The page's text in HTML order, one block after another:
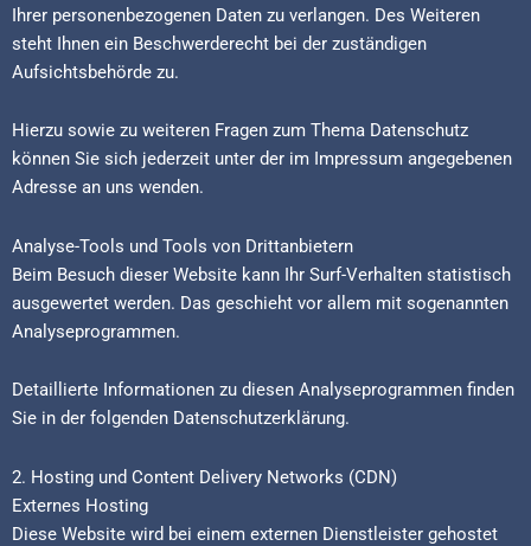
Ihrer personenbezogenen Daten zu verlangen. Des Weiteren
steht Ihnen ein Beschwerderecht bei der zuständigen
Aufsichtsbehörde zu.
Hierzu sowie zu weiteren Fragen zum Thema Datenschutz
können Sie sich jederzeit unter der im Impressum angegebenen
Adresse an uns wenden.
Analyse-Tools und Tools von Dritt­anbietern
Beim Besuch dieser Website kann Ihr Surf-Verhalten statistisch
ausgewertet werden. Das geschieht vor allem mit sogenannten
Analyseprogrammen.
Detaillierte Informationen zu diesen Analyseprogrammen finden
Sie in der folgenden Datenschutzerklärung.
2. Hosting und Content Delivery Networks (CDN)
Externes Hosting
Diese Website wird bei einem externen Dienstleister gehostet